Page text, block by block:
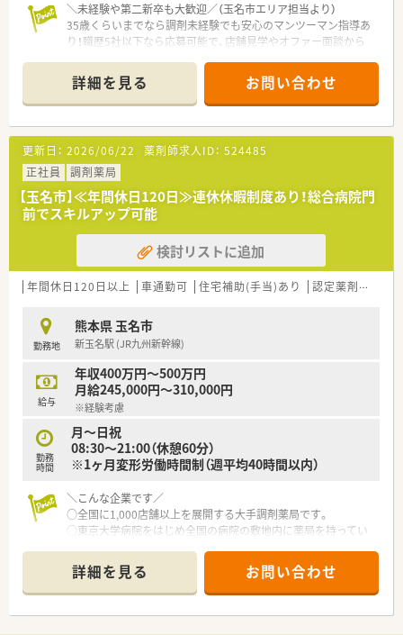
■経験次第で年収600万円という高待遇での提示が可能であり、
現在の給与水準を維持したい方の相談にも柔軟に対応いたしま
す。
■年間休日は125日と業界内でもトップクラスの多さを誇り、心
身ともにリフレッシュしながら長く働き続けることが可能で
す。
■遠方からの就業を希望される場合には、社宅の提供や赴任費用
の相談も受け付けており、移住を伴う転職も強力にバックアップ
＼未経験や第二新卒も大歓迎／（玉名市エリア担当より）
35歳くらいまでなら調剤未経験でも安心のマンツーマン指導あ
り！職歴5社以下なら応募可能で、店舗見学やオファー面談から
＊------------------------------------------＊
【店舗情報と応需状況について】
■熊本県玉名市に位置しており最寄り駅の玉名駅から徒歩10分
ほどの好立地にある調剤薬局です。
■門前の医療機関から整形外科とリウマチ科の処方箋を1日平均
57枚ほど応需しております。
■木曜日と土曜日は14時までの開局となっており、仕事終わり
の時間も有効に活用できます。
【募集背景と求める人物像について】
■処方箋枚数の安定に伴い体制を強化するため、正社員として長
く勤務できる方を増員募集します。
■年齢は45歳以下の方を対象としており、新婚の方や第二新卒
の若い世代の方も大歓迎です。
務に取り組める方を求めています。
【法人特徴について】
■福岡県に本社を置き全国43都道府県に600店舗以上の調剤薬
局を展開している大手企業です。
■健康サポート薬局の届出数が全国1位であり、地域に貢献する
かかりつけ薬局運営を行っています。
■医療機関の開業支援も手がけているため関係性が非常に良好
で、積極的な医薬連携が特徴です。
■正社員の募集となっており、ご経験やスキルを考慮したうえで
年収430万〜550万円が可能です。
■昇給は年1回の勤務成績に基づき行われ、賞与は年2回で約3.6
人ならではの手厚い諸手当があります。
詳細を見る お問い合わせ
更新日： 2026/06/22 薬剤師求人ID： 524485
正社員
調剤薬局
【玉名市】≪年間休日120日≫連休休暇制度あり！総合病院門
前でスキルアップ可能
検討リストに追加
年間休日120日以上 車通勤可 住宅補助(手当)あり 認定薬剤師取得支援あり
勤務地
熊本県 玉名市
新玉名駅 (JR九州新幹線)
給与
年収400万円～500万円
月給245,000円～310,000円
※経験考慮
勤務
時間
月～日祝
08:30～21:00（休憩60分）
※1ヶ月変形労働時間制（週平均40時間以内）
＼こんな企業です／
○全国に1,000店舗以上を展開する大手調剤薬局です。
○東京大学病院をはじめ全国の病院の敷地内に薬局を持ってい
病診薬連携を強化することで、地域にお住いの患者様に高度な医
療の提供を実現しています。
○全店「同一の機械・システム」を採用しており、且つ処方箋の応
需内容が多岐にわたる（敷地内・病院門前・医療モール・CL門前）
詳細を見る お問い合わせ